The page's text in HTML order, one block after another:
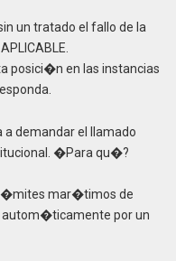
un tratado el fallo de la
posici�n en las instancias
a demandar el llamado
�Para qu�?
l�mites mar�timos de
autom�ticamente por un